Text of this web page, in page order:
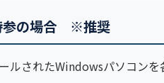
参の場合 ※推奨
されたWindowsパソコンを